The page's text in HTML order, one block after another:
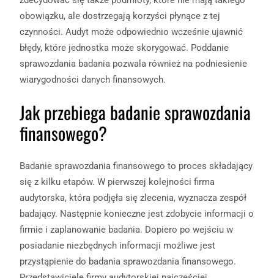
obowiązku, ale dostrzegają korzyści płynące z tej
czynności. Audyt może odpowiednio wcześnie ujawnić
błędy, które jednostka może skorygować. Poddanie
sprawozdania badania pozwala również na podniesienie
wiarygodności danych finansowych.
Jak przebiega badanie sprawozdania
finansowego?
Badanie sprawozdania finansowego to proces składający
się z kilku etapów. W pierwszej kolejności firma
audytorska, która podjęła się zlecenia, wyznacza zespół
badający. Następnie konieczne jest zdobycie informacji o
firmie i zaplanowanie badania. Dopiero po wejściu w
posiadanie niezbędnych informacji możliwe jest
przystąpienie do badania sprawozdania finansowego.